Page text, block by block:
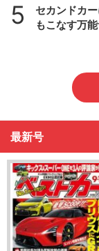
5
セカンドカ
もこなす万
最新号